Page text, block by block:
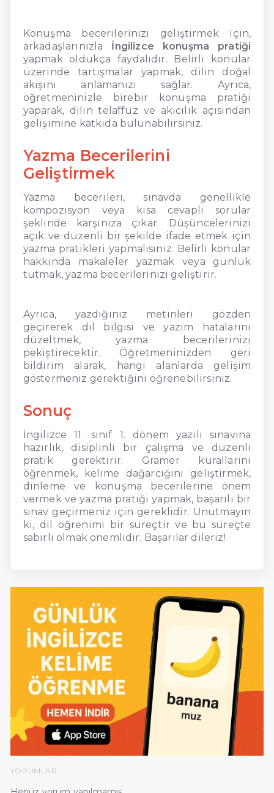
Konuşma becerilerinizi geliştirmek için,
arkadaşlarınızla İngilizce konuşma pratiği
yapmak oldukça faydalıdır. Belirli konular
üzerinde tartışmalar yapmak, dilin doğal
akışını anlamanızı sağlar. Ayrıca,
öğretmeninizle birebir konuşma pratiği
yaparak, dilin telaffuz ve akıcılık açısından
gelişimine katkıda bulunabilirsiniz.
Yazma Becerilerini
Geliştirmek
Yazma becerileri, sınavda genellikle
kompozisyon veya kısa cevaplı sorular
şeklinde karşınıza çıkar. Düşüncelerinizi
açık ve düzenli bir şekilde ifade etmek için
yazma pratikleri yapmalısınız. Belirli konular
hakkında makaleler yazmak veya günlük
tutmak, yazma becerilerinizi geliştirir.
Ayrıca, yazdığınız metinleri gözden
geçirerek dil bilgisi ve yazım hatalarını
düzeltmek, yazma becerilerinizi
pekiştirecektir. Öğretmeninizden geri
bildirim alarak, hangi alanlarda gelişim
göstermeniz gerektiğini öğrenebilirsiniz.
Sonuç
İngilizce 11. sınıf 1. dönem yazılı sınavına
hazırlık, disiplinli bir çalışma ve düzenli
pratik gerektirir. Gramer kurallarını
öğrenmek, kelime dağarcığını geliştirmek,
dinleme ve konuşma becerilerine önem
vermek ve yazma pratiği yapmak, başarılı bir
sınav geçirmeniz için gereklidir. Unutmayın
ki, dil öğrenimi bir süreçtir ve bu süreçte
sabırlı olmak önemlidir. Başarılar dileriz!
YORUMLAR